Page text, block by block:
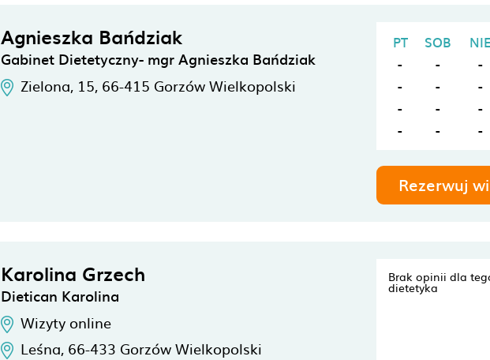
Agnieszka Bańdziak
Gabinet Dietetyczny- mgr Agnieszka Bańdziak
Zielona, 15, 66-415 Gorzów Wielkopolski
PT SOB NIE
-
- -
-
- -
-
- -
-
- -
Rezerwuj
Karolina Grzech
Dietican Karolina
Wizyty online
Leśna, 66-433 Gorzów Wielkopolski
Brak opinii dla
dietetyka